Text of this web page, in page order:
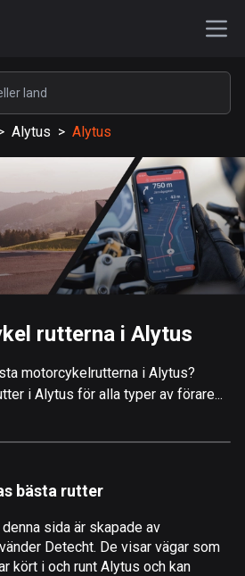
Alytus > Alytus
rutterna i Alytus
motorcykelrutterna i Alytus?
i Alytus för alla typer av förare...
bästa rutter
sida är skapade av
Detecht. De visar vägar som
kört i och runt Alytus och kan